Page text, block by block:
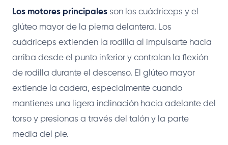
Los motores principales son los cuádriceps y el
glúteo mayor de la pierna delantera. Los
cuádriceps extienden la rodilla al impulsarte hacia
arriba desde el punto inferior y controlan la flexión
de rodilla durante el descenso. El glúteo mayor
extiende la cadera, especialmente cuando
mantienes una ligera inclinación hacia adelante del
torso y presionas a través del talón y la parte
media del pie.